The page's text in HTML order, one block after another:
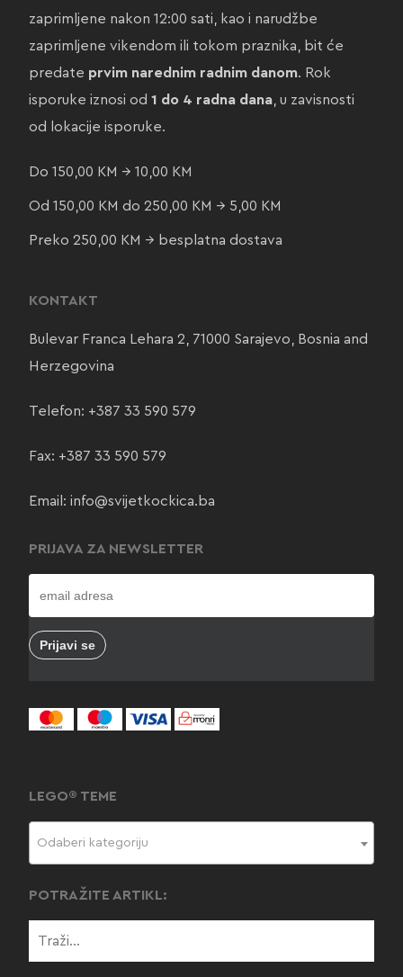
zaprimljene nakon 12:00 sati, kao i narudžbe
zaprimljene vikendom ili tokom praznika, bit će
predate prvim narednim radnim danom. Rok
isporuke iznosi od 1 do 4 radna dana, u zavisnosti
od lokacije isporuke.
Do 150,00 KM → 10,00 KM
Od 150,00 KM do 250,00 KM → 5,00 KM
Preko 250,00 KM → besplatna dostava
KONTAKT
Bulevar Franca Lehara 2, 71000 Sarajevo, Bosnia and
Herzegovina
Telefon: +387 33 590 579
Fax: +387 33 590 579
Email: info@svijetkockica.ba
PRIJAVA ZA NEWSLETTER
LEGO® TEME
Odaberi kategoriju
POTRAŽITE ARTIKL: